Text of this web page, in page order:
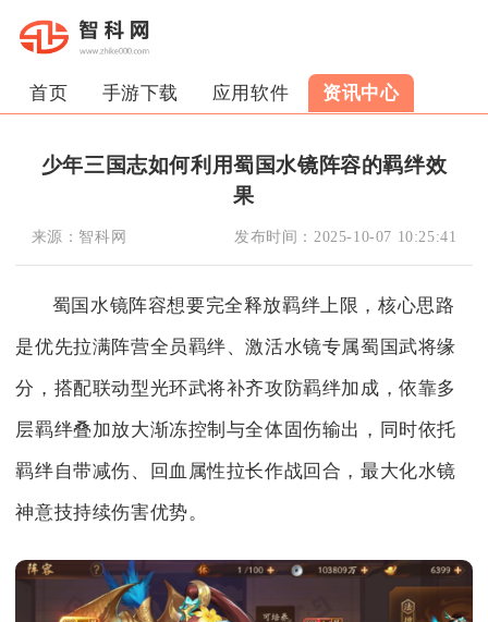
首页 手游下载 应用软件 资讯中心
少年三国志如何利用蜀国水镜阵容的羁绊效
果
来源： 智科网 发布时间： 2025-10-07 10:25:41
蜀国水镜阵容想要完全释放羁绊上限，核心思路
是优先拉满阵营全员羁绊、激活水镜专属蜀国武将缘
分，搭配联动型光环武将补齐攻防羁绊加成，依靠多
层羁绊叠加放大渐冻控制与全体固伤输出，同时依托
羁绊自带减伤、回血属性拉长作战回合，最大化水镜
神意技持续伤害优势。